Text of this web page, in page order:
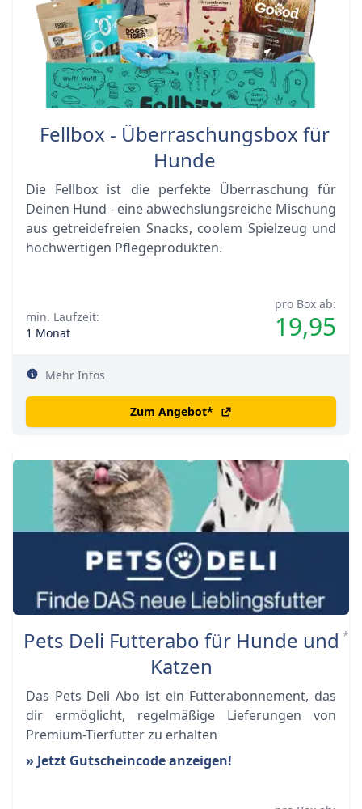
Fellbox - Überraschungsbox für
Hunde
Die Fellbox ist die perfekte Überraschung für
Deinen Hund - eine abwechslungsreiche Mischung
aus getreidefreien Snacks, coolem Spielzeug und
hochwertigen Pflegeprodukten.
pro Box ab:
19,95
min. Laufzeit:
1 Monat
Mehr Infos
Zum Angebot*
Pets Deli Futterabo für Hunde und
Katzen
*
Das Pets Deli Abo ist ein Futterabonnement, das
dir ermöglicht, regelmäßige Lieferungen von
Premium-Tierfutter zu erhalten
» Jetzt Gutscheincode anzeigen!